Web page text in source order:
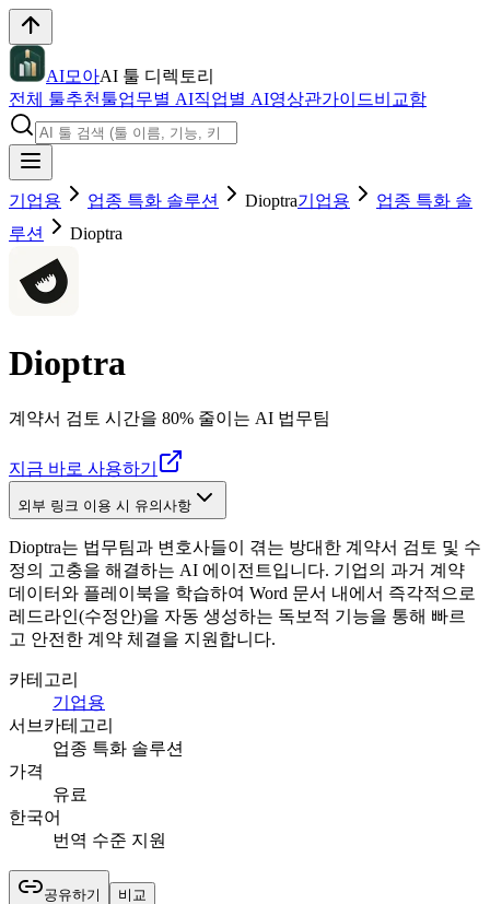
AI모아AI 툴 디렉토리
전체 툴추천툴업무별 AI직업별 AI영상관가이드비교함
기업용 업종 특화 솔루션 Dioptra기업용
업종 특화 솔
루션
Dioptra
Dioptra
계약서 검토 시간을 80% 줄이는 AI 법무팀
지금 바로 사용하기
외부 링크 이용 시 유의사항
Dioptra는 법무팀과 변호사들이 겪는 방대한 계약서 검토 및 수
정의 고충을 해결하는 AI 에이전트입니다. 기업의 과거 계약
데이터와 플레이북을 학습하여 Word 문서 내에서 즉각적으로
레드라인(수정안)을 자동 생성하는 독보적 기능을 통해 빠르
고 안전한 계약 체결을 지원합니다.
카테고리
기업용
서브카테고리
업종 특화 솔루션
가격
유료
한국어
번역 수준 지원
공유하기 비교